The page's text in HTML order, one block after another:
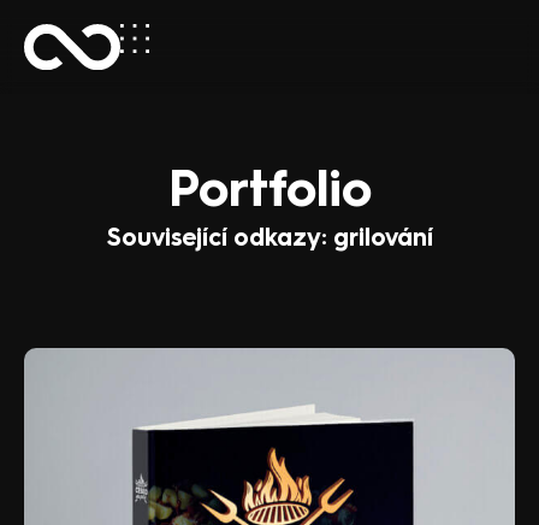
Portfolio
Související odkazy: grilování